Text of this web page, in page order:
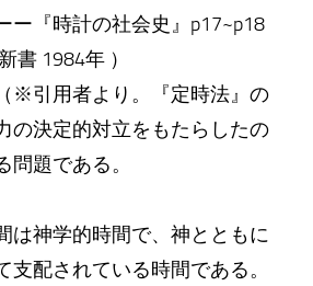
ー『時計の社会史』p17~p18
書 1984年 ）
※引用者より。『定時法』の
の決定的対立をもたらしたの
題である。
は神学的時間で、神とともに
支配されている時間である。